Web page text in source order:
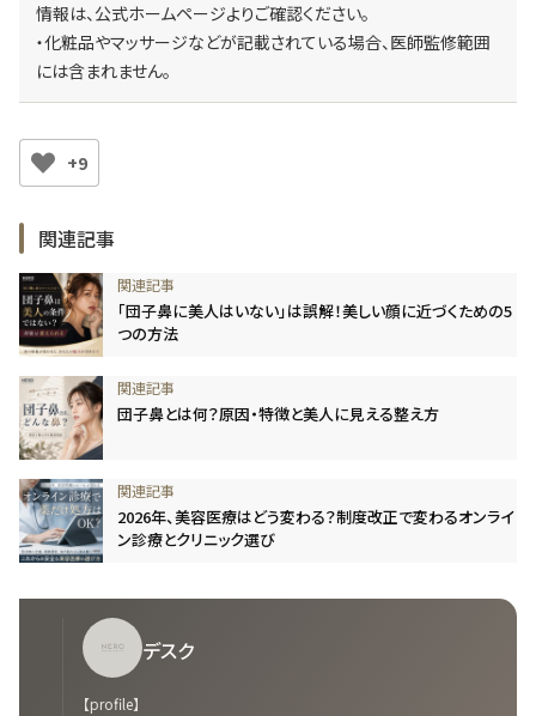
情報は、公式ホームページよりご確認ください。
・化粧品やマッサージなどが記載されている場合、医師監修範囲
には含まれません。
+9
関連記事
「団子鼻に美人はいない」は誤解！美しい顔に近づくための5
つの方法
団子鼻とは何？原因・特徴と美人に見える整え方
2026年、美容医療はどう変わる？制度改正で変わるオンライ
ン診療とクリニック選び
デスク
【profile】